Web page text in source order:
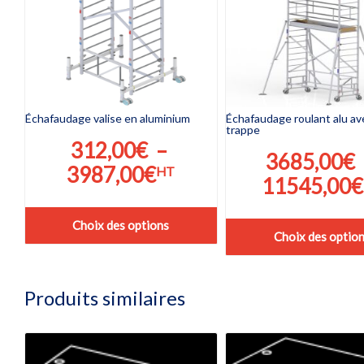
Échafaudage valise en aluminium
312,00€ –
3987,00€Plage
prix :
312,00€
3987,00€
HT
Choix des options
plusieurs
variations.
options
peuvent
Échafaudage roulant alu
trappe
3685,00€
11545,00€
Choix des
Les
options
Produits similaires